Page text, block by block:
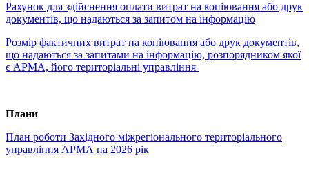
Рахунок для здійснення оплати витрат на копіювання або друк
документів, що надаються за запитом на інформацію
Розмір фактичних витрат на копіювання або друк документів,
що надаються за запитами на інформацію, розпорядником якої
є АРМА, його територіальні управління
Плани
План роботи Західного міжрегіонального територіального
управління АРМА на 2026 рік